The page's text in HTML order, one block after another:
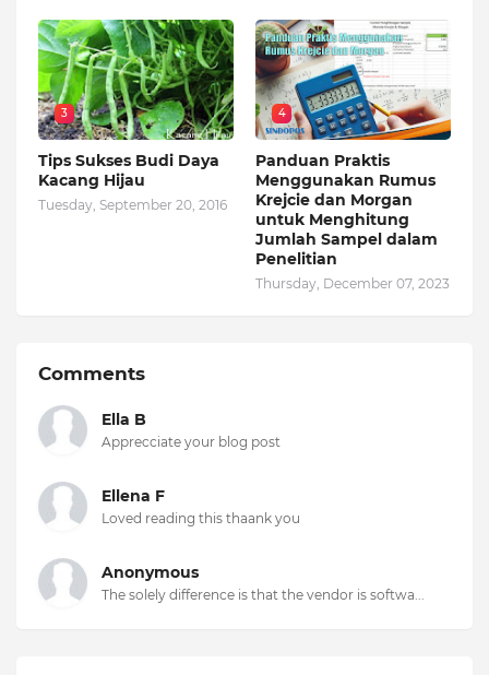
3
Tips Sukses Budi Daya
Kacang Hijau
Tuesday, September 20, 2016
4
Panduan Praktis
Menggunakan Rumus
Krejcie dan Morgan
untuk Menghitung
Jumlah Sampel dalam
Penelitian
Thursday, December 07, 2023
Comments
Ella B
Apprecciate your blog post
Ellena F
Loved reading this thaank you
Anonymous
The solely difference is that the vendor is softwa...